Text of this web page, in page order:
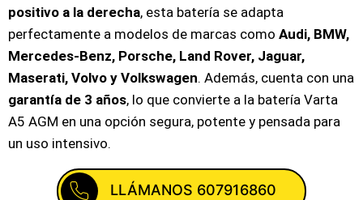
positivo a la derecha, esta batería se adapta
perfectamente a modelos de marcas como Audi, BMW,
Mercedes-Benz, Porsche, Land Rover, Jaguar,
Maserati, Volvo y Volkswagen. Además, cuenta con una
garantía de 3 años, lo que convierte a la batería Varta
A5 AGM en una opción segura, potente y pensada para
un uso intensivo.
LLÁMANOS 607916860